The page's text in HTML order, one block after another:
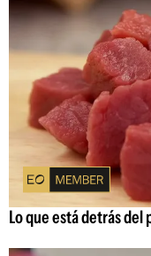
Lo que está detrás del